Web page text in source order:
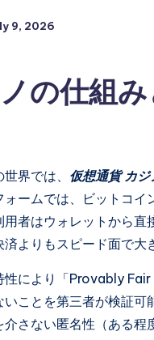
9, 2026
の仕組
界では、 仮想通貨 カジ
ームでは、ビットコイ
者はウォレットから
よりもスピード面で大
により「Provably
ことを第三者が検証
さない匿名性（ある